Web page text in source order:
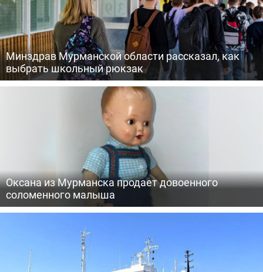
Минздрав Мурманской области рассказал, как
выбрать школьный рюкзак
Оксана из Мурманска продает довоенного
соломенного малыша